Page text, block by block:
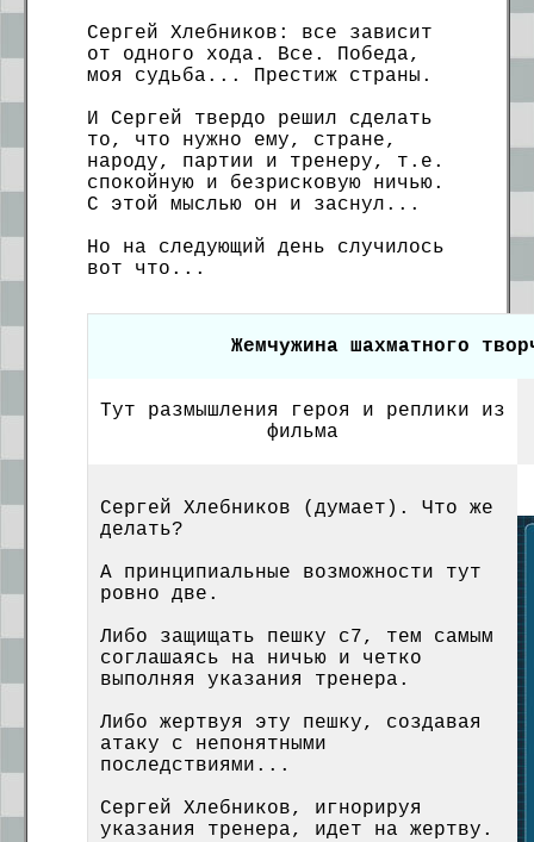
Сергей Хлебников: все зависит
от одного хода. Все. Победа,
моя судьба... Престиж страны.
И Сергей твердо решил сделать
то, что нужно ему, стране,
народу, партии и тренеру, т.е.
спокойную и безрисковую ничью.
С этой мыслью он и заснул...
Но на следующий день случилось
вот что...
Жемчужина шахматного
Тут размышления героя и реплики из
фильма
Сергей Хлебников (думает). Что же
делать?
А принципиальные возможности тут
ровно две.
Либо защищать пешку с7, тем самым
соглашаясь на ничью и четко
выполняя указания тренера.
Либо жертвуя эту пешку, создавая
атаку с непонятными
последствиями...
Сергей Хлебников, игнорируя
указания тренера, идет на жертву.